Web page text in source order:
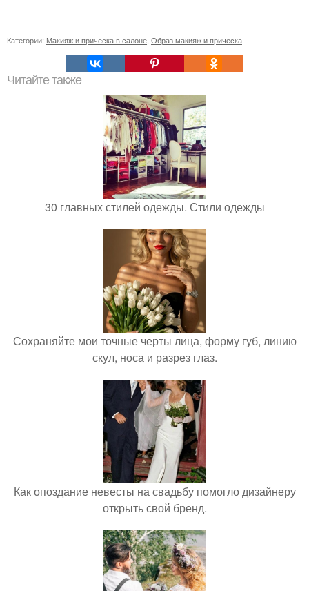
Категории: Макияж и прическа в салоне Образ макияж и прическа
Читайте также
30 главных стилей одежды. Стили одежды
Сохраняйте мои точные черты лица, форму губ, линию
скул, носа и разрез глаз.
Как опоздание невесты на свадьбу помогло дизайнеру
открыть свой бренд.